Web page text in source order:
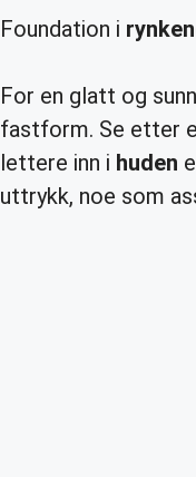
Foundation i
For en glatt og sunn
fastform. Se etter
lettere inn i huden
uttrykk, noe som